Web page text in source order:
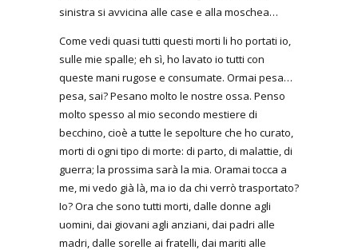
sinistra si avvicina alle case e alla moschea…
Come vedi quasi tutti questi morti li ho portati io,
sulle mie spalle; eh sì, ho lavato io tutti con
queste mani rugose e consumate. Ormai pesa…
pesa, sai? Pesano molto le nostre ossa. Penso
molto spesso al mio secondo mestiere di
becchino, cioè a tutte le sepolture che ho curato,
morti di ogni tipo di morte: di parto, di malattie, di
guerra; la prossima sarà la mia. Oramai tocca a
me, mi vedo già là, ma io da chi verrò trasportato?
Io? Ora che sono tutti morti, dalle donne agli
uomini, dai giovani agli anziani, dai padri alle
madri, dalle sorelle ai fratelli, dai mariti alle